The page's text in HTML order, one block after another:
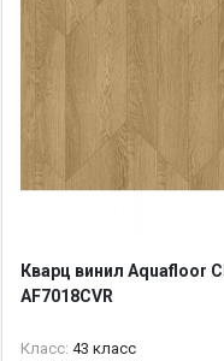
Кварц винил Aquafloor
AF7018CVR
Класс: 43 класс